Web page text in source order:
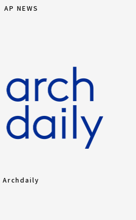
AP NEWS
Archdaily